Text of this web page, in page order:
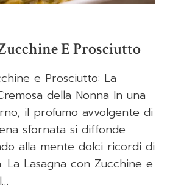
E Prosciutto
e Prosciutto: La
della Nonna In una
il profumo avvolgente di
sfornata si diffonde
alla mente dolci ricordi di
La Lasagna con Zucchine e